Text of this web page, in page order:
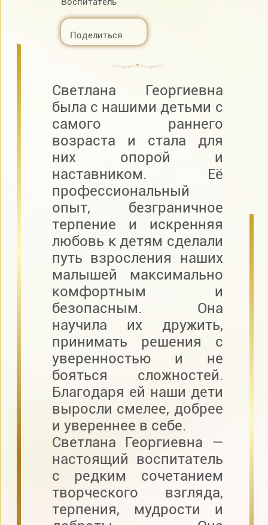
Поделиться
Светлана Георгиевна
была с нашими детьми с
самого раннего
возраста и стала для
них опорой и
наставником. Её
профессиональный
опыт, безграничное
терпение и искренняя
любовь к детям сделали
путь взросления наших
малышей максимально
комфортным и
безопасным. Она
научила их дружить,
принимать решения с
уверенностью и не
бояться сложностей.
Благодаря ей наши дети
выросли смелее, добрее
и увереннее в себе.
Светлана Георгиевна —
настоящий воспитатель
с редким сочетанием
творческого взгляда,
терпения, мудрости и